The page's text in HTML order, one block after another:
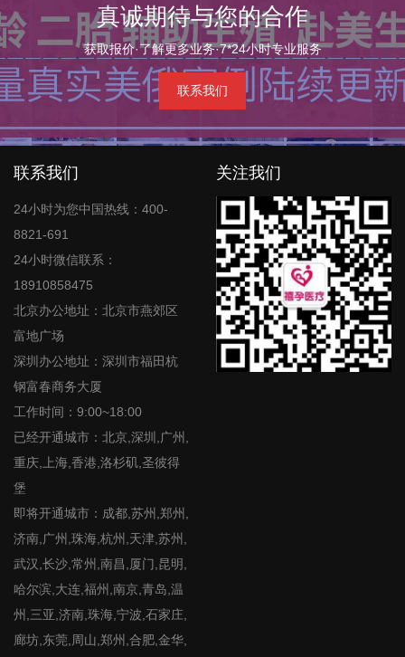
真诚期待与您的合作
获取报价·了解更多业务·7*24小时专业服务
联系我们
联系我们
24小时为您中国热线：400-
8821-691
24小时微信联系：
18910858475
北京办公地址：北京市燕郊区
富地广场
深圳办公地址：深圳市福田杭
钢富春商务大厦
工作时间：9:00~18:00
已经开通城市：北京,深圳,广州,
重庆,上海,香港,洛杉矶,圣彼得
堡
即将开通城市：成都,苏州,郑州,
济南,广州,珠海,杭州,天津,苏州,
武汉,长沙,常州,南昌,厦门,昆明,
哈尔滨,大连,福州,南京,青岛,温
州,三亚,济南,珠海,宁波,石家庄,
廊坊,东莞,周山,郑州,合肥,金华,
关注我们